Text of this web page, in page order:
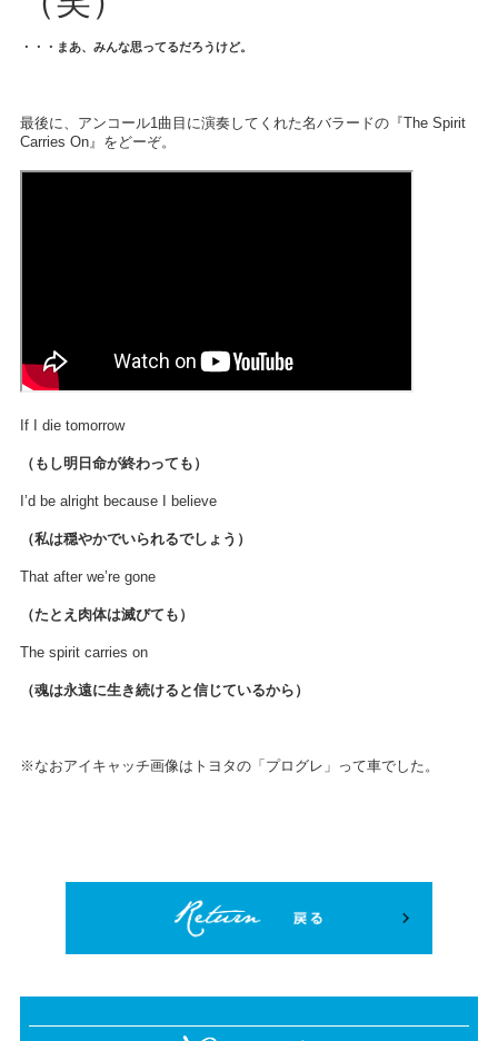
・・・まあ、みんな思ってるだろうけど。
最後に、アンコール1曲目に演奏してくれた名バラードの『The Spirit
Carries On』をどーぞ。
If I die tomorrow
（もし明日命が終わっても）
I’d be alright because I believe
（私は穏やかでいられるでしょう）
That after we’re gone
（たとえ肉体は滅びても）
The spirit carries on
（魂は永遠に生き続けると信じているから）
※なおアイキャッチ画像はトヨタの「プログレ」って車でした。